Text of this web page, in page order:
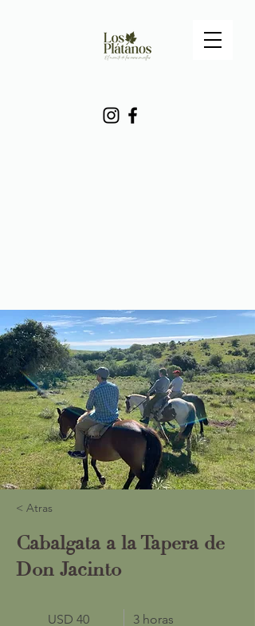
< Atras
Cabalgata a la Tapera de
Don Jacinto
USD 40 3 horas